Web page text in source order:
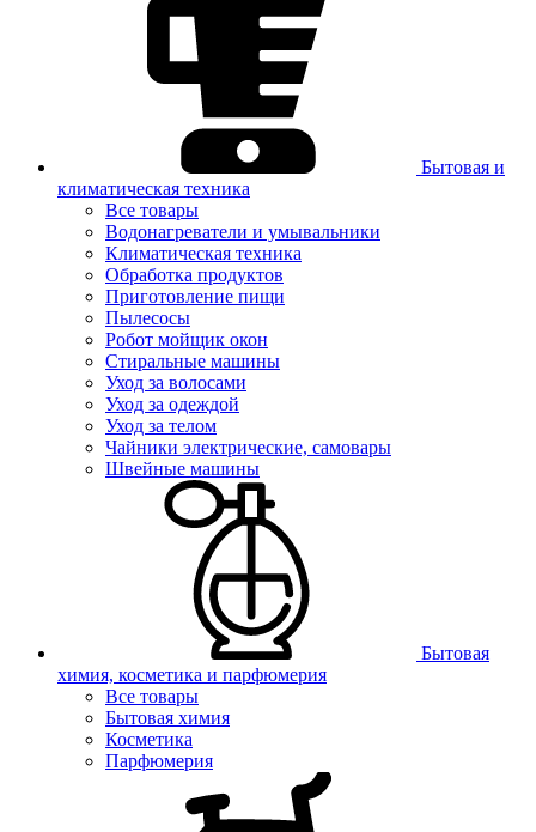
Бытовая и
климатическая техника
Все товары
Водонагреватели и умывальники
Климатическая техника
Обработка продуктов
Приготовление пищи
Пылесосы
Робот мойщик окон
Стиральные машины
Уход за волосами
Уход за одеждой
Уход за телом
Чайники электрические, самовары
Швейные машины
Бытовая
химия, косметика и парфюмерия
Все товары
Бытовая химия
Косметика
Парфюмерия